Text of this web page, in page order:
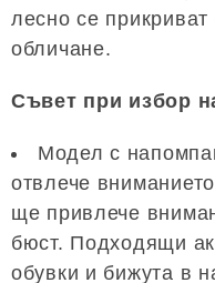
лесно се
обличане.
Съвет при избор
Модел с
отвлече
ще привлече
бюст. Подходящи
обувки и бижута в